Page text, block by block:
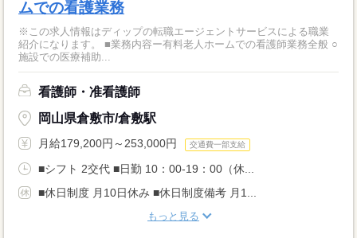
ムでの看護業務
※この求人情報はディップの転職エージェントサービスによる職業
紹介になります。 ■業務内容ー有料老人ホームでの看護師業務全般 ○
施設での医療補助...
看護師・准看護師
岡山県倉敷市/倉敷駅
月給179,200円～253,000円 交通費一部支給
■シフト 2交代 ■日勤 10：00-19：00（休...
■休日制度 月10日休み ■休日制度備考 月1...
もっと見る